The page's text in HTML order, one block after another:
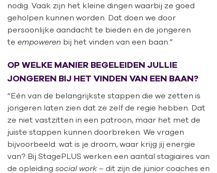
nodig. Vaak zijn het kleine dingen waarbij ze goed
geholpen kunnen worden. Dat doen we door
persoonlijke aandacht te bieden en de jongeren
te empoweren bij het vinden van een baan.”
OP WELKE MANIER BEGELEIDEN JULLIE
JONGEREN BIJ HET VINDEN VAN EEN BAAN?
“Eén van de belangrijkste stappen die we zetten is
jongeren laten zien dat ze zelf de regie hebben. Dat
ze niet vastzitten in een patroon, maar het met de
juiste stappen kunnen doorbreken. We vragen
bijvoorbeeld: wat is je droom, waar krijg jij energie
van? Bij StagePLUS werken een aantal stagiaires van
de opleiding social work – dit zijn de junior coaches en